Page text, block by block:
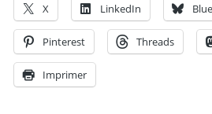
X LinkedIn
Pinterest Threads
Imprimer